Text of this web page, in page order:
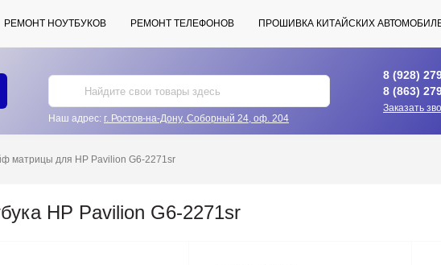
РЕМОНТ НОУТБУКОВ РЕМОНТ ТЕЛЕФОНОВ ПРОШИВКА КИТАЙСКИХ
Наш адрес: г. Ростов-на-Дону, Соборный 24, оф. 204
8 (928)
8 (863)
Заказать
матрицы для HP Pavilion G6-2271sr
HP Pavilion G6-2271sr